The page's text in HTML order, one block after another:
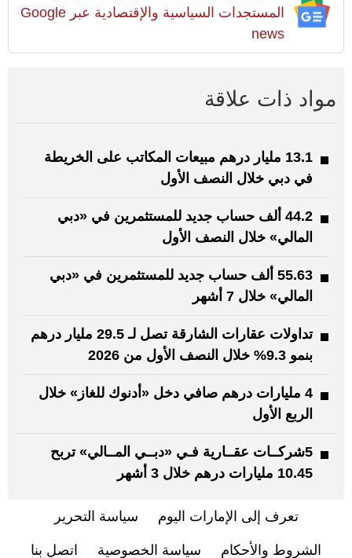
المستجدات السياسية والإقتصادية عبر Google
news
مواد ذات علاقة
13.1 مليار درهم مبيعات المكاتب على الخريطة
في دبي خلال النصف الأول
44.2 ألف حساب جديد للمستثمرين في «دبي
المالي» خلال النصف الأول
55.63 ألف حساب جديد للمستثمرين في «دبي
المالي» خلال 7 أشهر
تداولات عقارات الشارقة تصل لـ 29.5 مليار درهم
بنمو 9.3% خلال النصف الأول من 2026
4 مليارات درهم صافي دخل «أدنوك للغاز» خلال
الربع الأول
5شركــات عقــارية فـي «دبــي المــالي» تربح
10.45 مليارات درهم خلال 3 أشهر
تعرف إلى الإمارات اليوم سياسة التحرير
الشروط والأحكام سياسة الخصوصية اتصل بنا